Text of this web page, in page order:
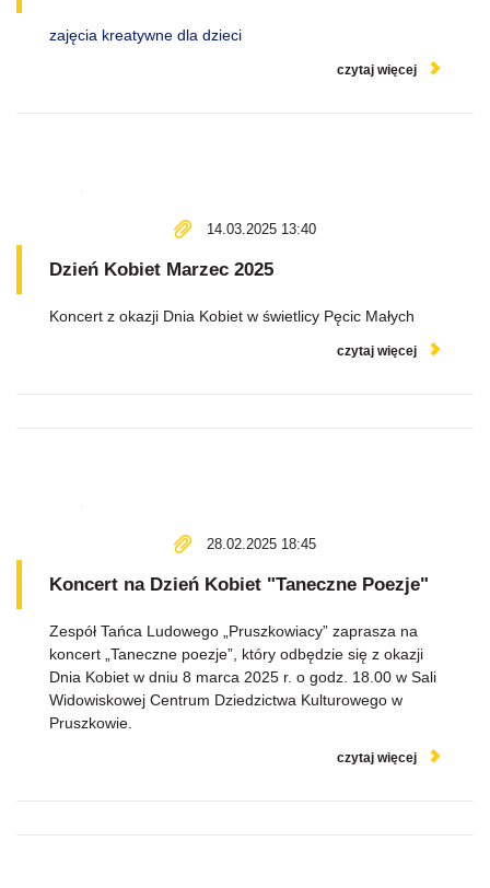
zajęcia kreatywne dla dzieci
czytaj więcej
14.03.2025 13:40
Dzień Kobiet Marzec 2025
Koncert z okazji Dnia Kobiet w świetlicy Pęcic Małych
czytaj więcej
28.02.2025 18:45
Koncert na Dzień Kobiet "Taneczne Poezje"
Zespół Tańca Ludowego „Pruszkowiacy” zaprasza na
koncert „Taneczne poezje”, który odbędzie się z okazji
Dnia Kobiet w dniu 8 marca 2025 r. o godz. 18.00 w Sali
Widowiskowej Centrum Dziedzictwa Kulturowego w
Pruszkowie.
czytaj więcej